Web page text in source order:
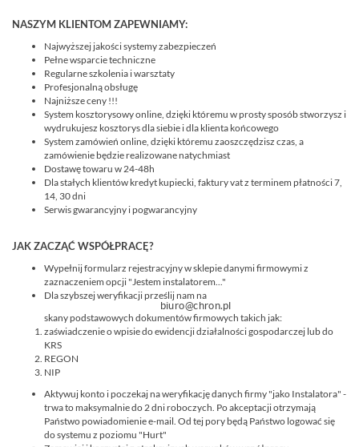
LAN,
WLAN
ZASILANIE,
TRANSMISJA,
UPS-
AKCESORIA
WIEŻE
MOBILNE
LICENCJE
MANAGER
(29)
NOWOŚCI
PROMOCJE
(74)
LOGOWANIE
REJESTRACJA
KONFIGURATOR
NASZYM KLIENTOM ZAPEWNIAMY:
Najwyższej jakości systemy zabezpieczeń
Pełne wsparcie techniczne
Regularne szkolenia i warsztaty
Profesjonalną obsługę
Najniższe ceny !!!
System kosztorysowy online, dzięki któremu w prosty sposób stworzysz i
wydrukujesz kosztorys dla siebie i dla klienta końcowego
System zamówień online, dzięki któremu zaoszczędzisz czas, a
zamówienie będzie realizowane natychmiast
Dostawę towaru w 24-48h
Dla stałych klientów kredyt kupiecki, faktury vat z terminem płatności 7,
14, 30 dni
Serwis gwarancyjny i pogwarancyjny
JAK ZACZĄĆ WSPÓŁPRACĘ?
Wypełnij formularz rejestracyjny w sklepie danymi firmowymi z
zaznaczeniem opcji "Jestem instalatorem..."
Dla szybszej weryfikacji prześlij nam na
skany podstawowych dokumentów firmowych takich jak:
zaświadczenie o wpisie do ewidencji działalności gospodarczej lub do
KRS
REGON
NIP
Aktywuj konto i poczekaj na weryfikację danych firmy "jako Instalatora" -
trwa to maksymalnie do 2 dni roboczych. Po akceptacji otrzymają
Państwo powiadomienie e-mail. Od tej pory będą Państwo logować się
do systemu z poziomu "Hurt"